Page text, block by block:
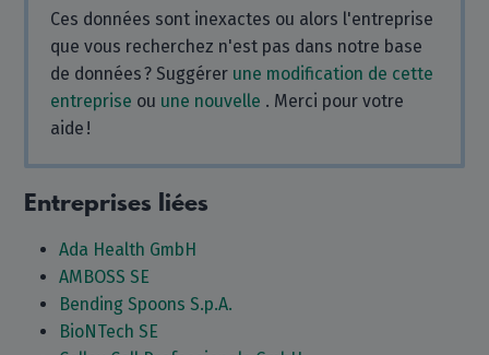
Ces données sont inexactes ou alors l'entreprise
que vous recherchez n'est pas dans notre base
de données ? Suggérer une modification de cette
entreprise ou une nouvelle . Merci pour votre
aide !
Entreprises liées
Ada Health GmbH
AMBOSS SE
Bending Spoons S.p.A.
BioNTech SE